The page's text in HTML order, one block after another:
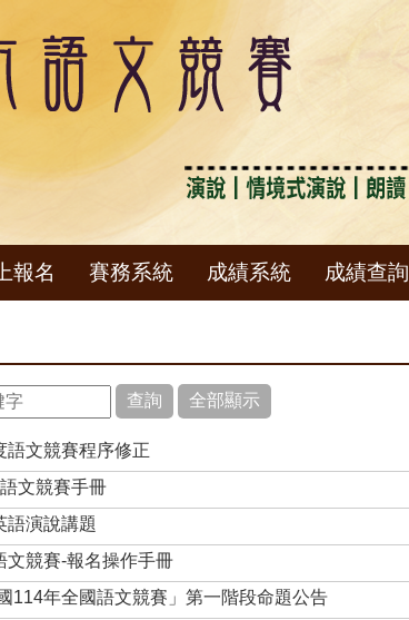
報名 賽務系統 成績系統 成績查詢
語文競賽程序修正
文競賽手冊
語演說講題
文競賽-報名操作手冊
114年全國語文競賽」第一階段命題公告